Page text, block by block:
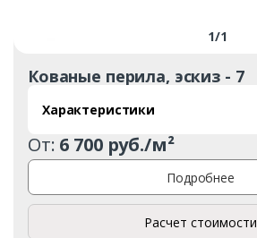
1/1
Кованые перила, эскиз - 7
Характеристики
От: 6 700 руб./м²
Подробнее
Расчет стоимости